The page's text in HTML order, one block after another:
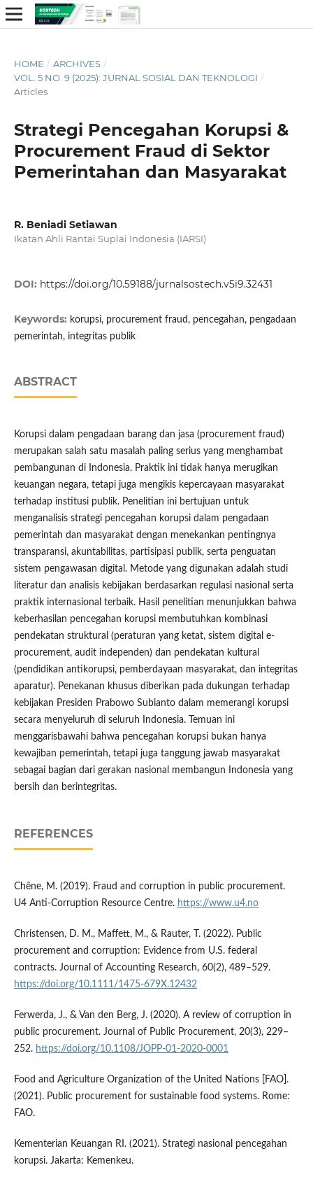
HOME / ARCHIVES /
VOL. 5 NO. 9 (2025): JURNAL SOSIAL DAN TEKNOLOGI /
Articles
Strategi Pencegahan Korupsi &
Procurement Fraud di Sektor
Pemerintahan dan Masyarakat
R. Beniadi Setiawan
Ikatan Ahli Rantai Suplai Indonesia (IARSI)
DOI: https://doi.org/10.59188/jurnalsostech.v5i9.32431
Keywords: korupsi, procurement fraud, pencegahan, pengadaan
pemerintah, integritas publik
ABSTRACT
Korupsi dalam pengadaan barang dan jasa (procurement fraud)
merupakan salah satu masalah paling serius yang menghambat
pembangunan di Indonesia. Praktik ini tidak hanya merugikan
keuangan negara, tetapi juga mengikis kepercayaan masyarakat
terhadap institusi publik. Penelitian ini bertujuan untuk
menganalisis strategi pencegahan korupsi dalam pengadaan
pemerintah dan masyarakat dengan menekankan pentingnya
transparansi, akuntabilitas, partisipasi publik, serta penguatan
sistem pengawasan digital. Metode yang digunakan adalah studi
literatur dan analisis kebijakan berdasarkan regulasi nasional serta
praktik internasional terbaik. Hasil penelitian menunjukkan bahwa
keberhasilan pencegahan korupsi membutuhkan kombinasi
pendekatan struktural (peraturan yang ketat, sistem digital e-
procurement, audit independen) dan pendekatan kultural
(pendidikan antikorupsi, pemberdayaan masyarakat, dan integritas
aparatur). Penekanan khusus diberikan pada dukungan terhadap
kebijakan Presiden Prabowo Subianto dalam memerangi korupsi
secara menyeluruh di seluruh Indonesia. Temuan ini
menggarisbawahi bahwa pencegahan korupsi bukan hanya
kewajiban pemerintah, tetapi juga tanggung jawab masyarakat
sebagai bagian dari gerakan nasional membangun Indonesia yang
bersih dan berintegritas.
REFERENCES
Chêne, M. (2019). Fraud and corruption in public procurement.
U4 Anti-Corruption Resource Centre. https://www.u4.no
Christensen, D. M., Maffett, M., & Rauter, T. (2022). Public
procurement and corruption: Evidence from U.S. federal
contracts. Journal of Accounting Research, 60(2), 489–529.
https://doi.org/10.1111/1475-679X.12432
Ferwerda, J., & Van den Berg, J. (2020). A review of corruption in
public procurement. Journal of Public Procurement, 20(3), 229–
252. https://doi.org/10.1108/JOPP-01-2020-0001
Food and Agriculture Organization of the United Nations [FAO].
(2021). Public procurement for sustainable food systems. Rome:
FAO.
Kementerian Keuangan RI. (2021). Strategi nasional pencegahan
korupsi. Jakarta: Kemenkeu.